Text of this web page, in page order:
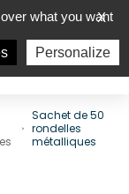
Sachet de 50
rondelles
métalliques
X
what you want
Personalize